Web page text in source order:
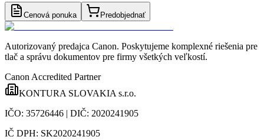
Cenová ponuka Predobjednať
Autorizovaný predajca Canon. Poskytujeme komplexné riešenia pre
tlač a správu dokumentov pre firmy všetkých veľkostí.
Canon Accredited Partner
KONTURA SLOVAKIA s.r.o.
IČO: 35726446 | DIČ: 2020241905
IČ DPH: SK2020241905